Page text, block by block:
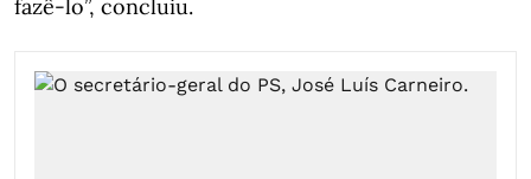
fazê-lo”, concluiu.